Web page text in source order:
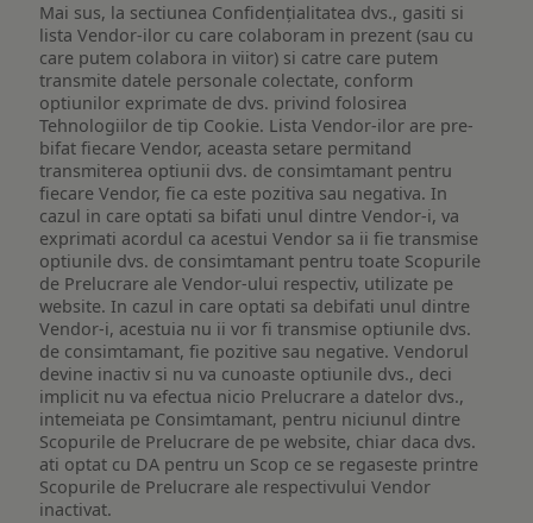
Mai sus, la sectiunea Confidențialitatea dvs., gasiti si
lista Vendor-ilor cu care colaboram in prezent (sau cu
care putem colabora in viitor) si catre care putem
transmite datele personale colectate, conform
optiunilor exprimate de dvs. privind folosirea
Tehnologiilor de tip Cookie. Lista Vendor-ilor are pre-
bifat fiecare Vendor, aceasta setare permitand
transmiterea optiunii dvs. de consimtamant pentru
fiecare Vendor, fie ca este pozitiva sau negativa. In
cazul in care optati sa bifati unul dintre Vendor-i, va
exprimati acordul ca acestui Vendor sa ii fie transmise
optiunile dvs. de consimtamant pentru toate Scopurile
de Prelucrare ale Vendor-ului respectiv, utilizate pe
website. In cazul in care optati sa debifati unul dintre
Vendor-i, acestuia nu ii vor fi transmise optiunile dvs.
de consimtamant, fie pozitive sau negative. Vendorul
devine inactiv si nu va cunoaste optiunile dvs., deci
implicit nu va efectua nicio Prelucrare a datelor dvs.,
intemeiata pe Consimtamant, pentru niciunul dintre
Scopurile de Prelucrare de pe website, chiar daca dvs.
ati optat cu DA pentru un Scop ce se regaseste printre
Scopurile de Prelucrare ale respectivului Vendor
inactivat.